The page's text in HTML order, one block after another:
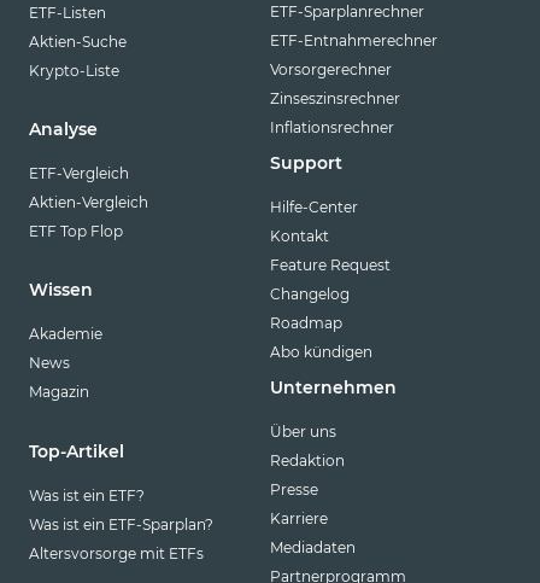
ETF-Listen
Aktien-Suche
Krypto-Liste
Analyse
ETF-Vergleich
Aktien-Vergleich
ETF Top Flop
Wissen
Akademie
News
Magazin
Top-Artikel
Was ist ein ETF?
Was ist ein ETF-Sparplan?
Altersvorsorge mit ETFs
ETF-Sparplanrechner
ETF-Entnahmerechner
Vorsorgerechner
Zinseszinsrechner
Inflationsrechner
Support
Hilfe-Center
Kontakt
Feature Request
Changelog
Roadmap
Abo kündigen
Unternehmen
Über uns
Redaktion
Presse
Karriere
Mediadaten
Partnerprogramm